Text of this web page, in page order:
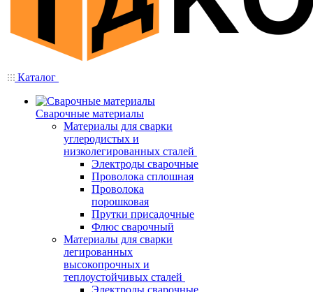
Каталог
Сварочные материалы
Материалы для сварки
углеродистых и
низколегированных сталей
Электроды сварочные
Проволока сплошная
Проволока
порошковая
Прутки присадочные
Флюс сварочный
Материалы для сварки
легированных
высокопрочных и
теплоустойчивых сталей
Электроды сварочные